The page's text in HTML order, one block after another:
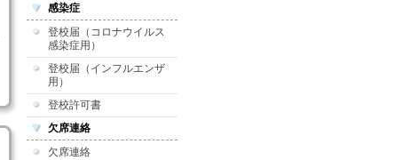
感染症
登校届（コロナウイルス
感染症用）
登校届（インフルエンザ
用）
登校許可書
欠席連絡
欠席連絡